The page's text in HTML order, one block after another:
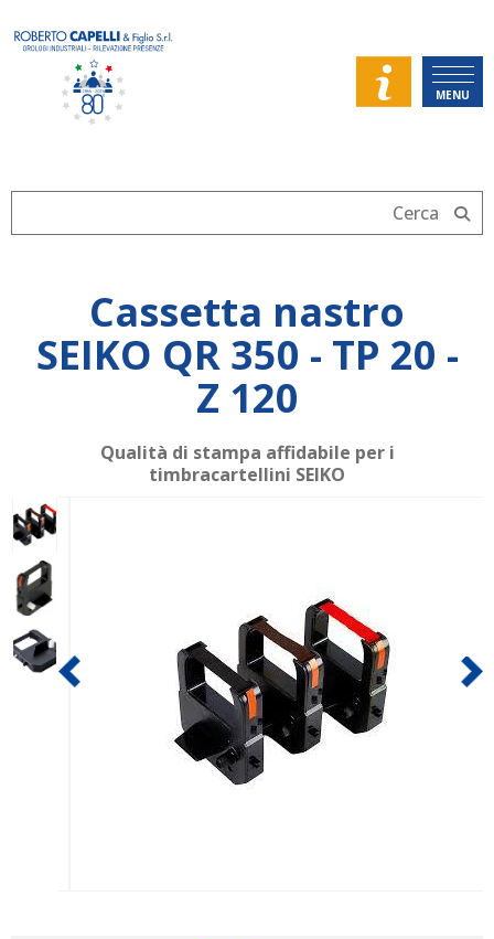
MENU
Cassetta nastro
SEIKO QR 350 - TP 20 -
Z 120
Qualità di stampa affidabile per i
timbracartellini SEIKO